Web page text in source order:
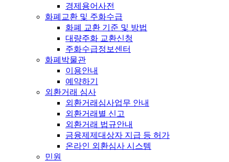
경제용어사전
화폐교환 및 주화수급
화폐 교환 기준 및 방법
대량주화 교환신청
주화수급정보센터
화폐박물관
이용안내
예약하기
외환거래 심사
외환거래심사업무 안내
외환거래별 신고
외환거래 법규안내
금융제제대상자 지급 등 허가
온라인 외환심사 시스템
민원